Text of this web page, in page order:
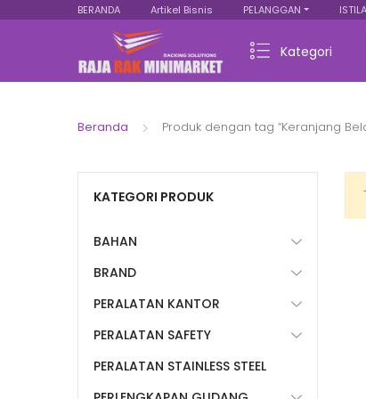
BERANDA Artikel Bisnis PELANGGAN
Kategori
Beranda Produk dengan tag “Keranjang
KATEGORI PRODUK
BAHAN
BRAND
PERALATAN KANTOR
PERALATAN SAFETY
PERALATAN STAINLESS STEEL